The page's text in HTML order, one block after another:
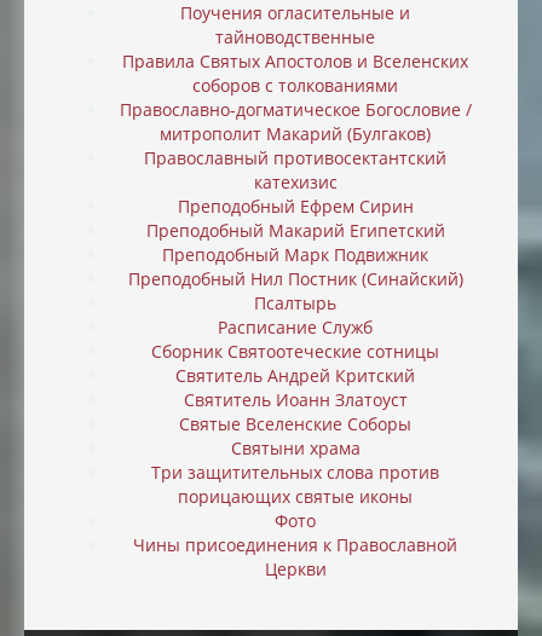
Поучения огласительные и
тайноводственные
Правила Святых Апостолов и Вселенских
соборов с толкованиями
Православно-догматическое Богословие /
митрополит Макарий (Булгаков)
Православный противосектантский
катехизис
Преподобный Ефрем Сирин
Преподобный Макарий Египетский
Преподобный Марк Подвижник
Преподобный Нил Постник (Синайский)
Псалтырь
Расписание Служб
Сборник Святоотеческие сотницы
Святитель Андрей Критский
Святитель Иоанн Златоуст
Святые Вселенские Соборы
Святыни храма
Три защитительных слова против
порицающих святые иконы
Фото
Чины присоединения к Православной
Церкви